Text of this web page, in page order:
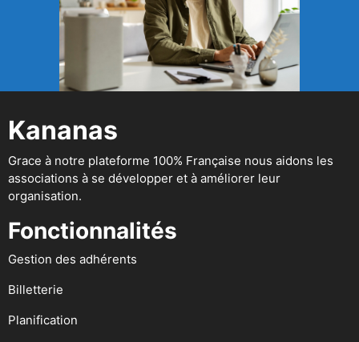
Kananas
Grace à notre plateforme 100% Française nous aidons les
associations à se développer et à améliorer leur
organisation.
Fonctionnalités
Gestion des adhérents
Billetterie
Planification